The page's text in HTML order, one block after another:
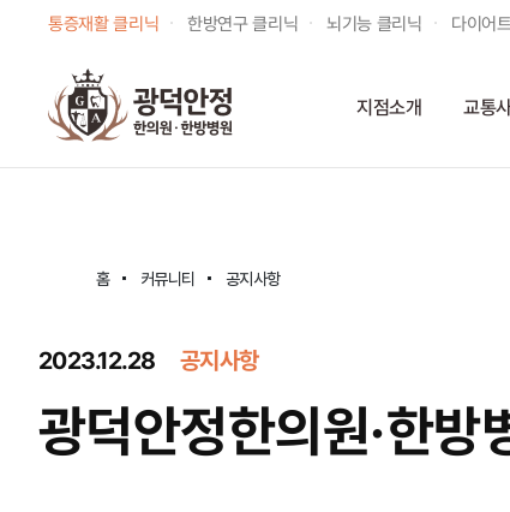
통증재활 클리닉 한방연구 클리닉 뇌기능 클리닉 다이어
지점소개 교통
홈 커뮤니티 공지사항
2023.12.28 공지사항
광덕안정한의원·한